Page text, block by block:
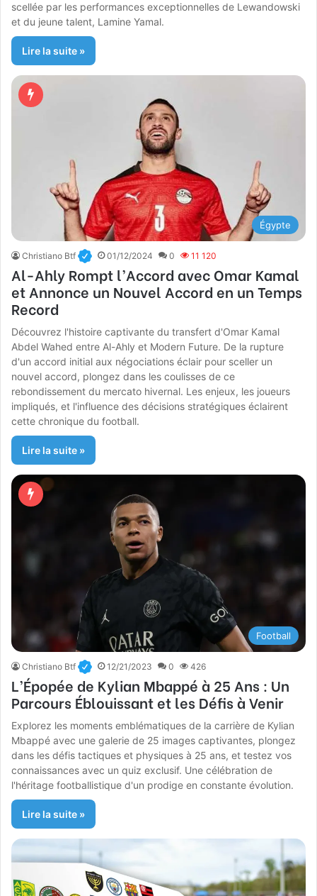
scellée par les performances exceptionnelles de Lewandowski
et du jeune talent, Lamine Yamal.
Lire la suite »
Égypte
Christiano Btf 01/12/2024 0 11 120
Al-Ahly Rompt l’Accord avec Omar Kamal
et Annonce un Nouvel Accord en un Temps
Record
Découvrez l'histoire captivante du transfert d'Omar Kamal
Abdel Wahed entre Al-Ahly et Modern Future. De la rupture
d'un accord initial aux négociations éclair pour sceller un
nouvel accord, plongez dans les coulisses de ce
rebondissement du mercato hivernal. Les enjeux, les joueurs
impliqués, et l'influence des décisions stratégiques éclairent
cette chronique du football.
Lire la suite »
Football
Christiano Btf 12/21/2023 0 426
L’Épopée de Kylian Mbappé à 25 Ans : Un
Parcours Éblouissant et les Défis à Venir
Explorez les moments emblématiques de la carrière de Kylian
Mbappé avec une galerie de 25 images captivantes, plongez
dans les défis tactiques et physiques à 25 ans, et testez vos
connaissances avec un quiz exclusif. Une célébration de
l'héritage footballistique d'un prodige en constante évolution.
Lire la suite »